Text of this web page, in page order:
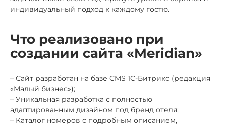
индивидуальный подход к каждому гостю.
Что реализовано при
создании сайта «Meridian»
– Сайт разработан на базе CMS 1C-Битрикс (редакция
«Малый бизнес»);
– Уникальная разработка с полностью
адаптированным дизайном под бренд отеля;
– Каталог номеров с подробным описанием,